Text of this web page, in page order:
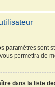
paramètres sont
permettra de
dans la liste